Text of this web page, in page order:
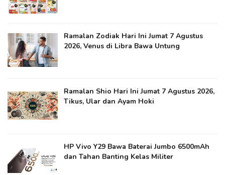
Ramalan Zodiak Hari Ini Jumat 7 Agustus
2026, Venus di Libra Bawa Untung
Ramalan Shio Hari Ini Jumat 7 Agustus 2026,
Tikus, Ular dan Ayam Hoki
HP Vivo Y29 Bawa Baterai Jumbo 6500mAh
dan Tahan Banting Kelas Militer